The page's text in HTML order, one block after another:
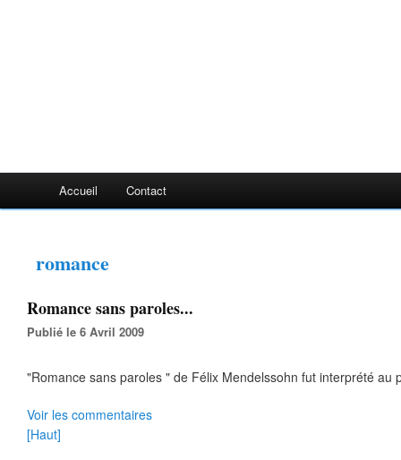
Accueil Contact
romance
Romance sans paroles...
Publié le 6 Avril 2009
"Romance sans paroles " de Félix Mendelssohn fut interprété au
Voir les commentaires
[Haut]